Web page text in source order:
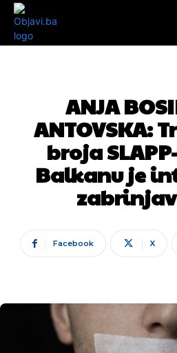
ANJA
ANTOVSKA:
broja
Balkanu je
Facebook X